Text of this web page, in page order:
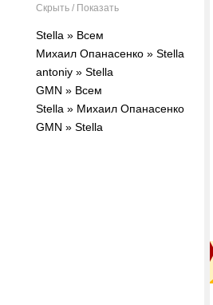
Скрыть / Показать
Stella » Всем
Михаил Опанасенко » Stella
antoniy » Stella
GMN » Всем
Stella » Михаил Опанасенко
GMN » Stella